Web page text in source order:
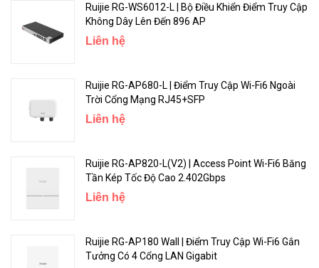
Ruijie RG-WS6012-L | Bộ Điều Khiển Điểm Truy Cập
Không Dây Lên Đến 896 AP
Liên hệ
Ruijie RG-AP680-L | Điểm Truy Cập Wi-Fi6 Ngoài
Trời Cổng Mạng RJ45+SFP
Liên hệ
Ruijie RG-AP820-L(V2) | Access Point Wi-Fi6 Băng
Tần Kép Tốc Độ Cao 2.402Gbps
Liên hệ
Ruijie RG-AP180 Wall | Điểm Truy Cập Wi-Fi6 Gắn
Tưởng Có 4 Cổng LAN Gigabit